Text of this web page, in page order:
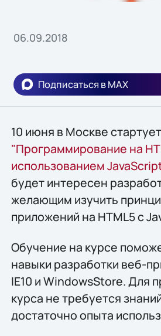
06.09.2018
Подписаться в MAX
10 июня в Москве
"Программирование на
использованием
будет интересен
желающим изучить
приложений на HTML5 с
Обучение на курсе
навыки разработки веб-
IE10 и WindowsStore. Для
курса не требуется
достаточно опыта